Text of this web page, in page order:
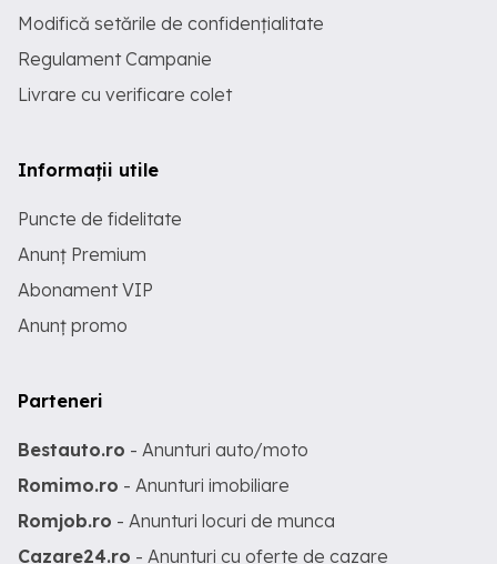
Modifică setările de confidențialitate
Regulament Campanie
Livrare cu verificare colet
Informații utile
Puncte de fidelitate
Anunț Premium
Abonament VIP
Anunț promo
Parteneri
Bestauto.ro - Anunturi auto/moto
Romimo.ro - Anunturi imobiliare
Romjob.ro - Anunturi locuri de munca
Cazare24.ro - Anunturi cu oferte de cazare